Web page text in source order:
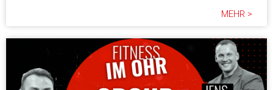
MEHR >